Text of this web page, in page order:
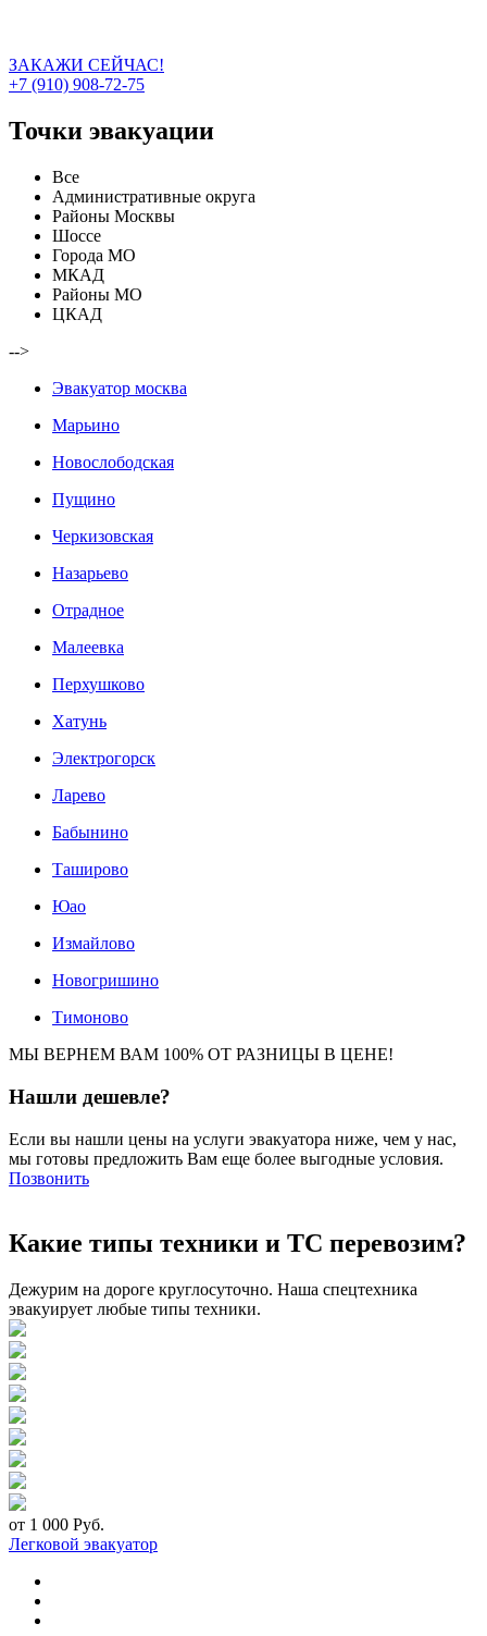
ЗАКАЖИ СЕЙЧАС!
+7 (910) 908-72-75
Точки эвакуации
Все
Административные округа
Районы Москвы
Шоссе
Города МО
МКАД
Районы МО
ЦКАД
-->
Эвакуатор москва
Марьино
Новослободская
Пущино
Черкизовская
Назарьево
Отрадное
Малеевка
Перхушково
Хатунь
Электрогорск
Ларево
Бабынино
Таширово
Юао
Измайлово
Новогришино
Тимоново
МЫ ВЕРНЕМ ВАМ 100% ОТ РАЗНИЦЫ В ЦЕНЕ!
Нашли дешевле?
Если вы нашли цены на услуги эвакуатора ниже, чем у нас,
мы готовы предложить Вам еще более выгодные условия.
Позвонить
Какие типы техники и ТС перевозим?
Дежурим на дороге круглосуточно. Наша спецтехника
эвакуирует любые типы техники.
от 1 000 Руб.
Легковой эвакуатор